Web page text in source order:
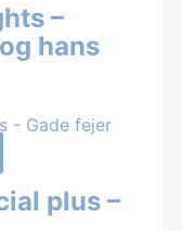
–
hans
plus –